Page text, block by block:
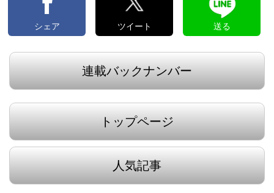
シェア ツイート 送る
連載バックナンバー
トップページ
人気記事